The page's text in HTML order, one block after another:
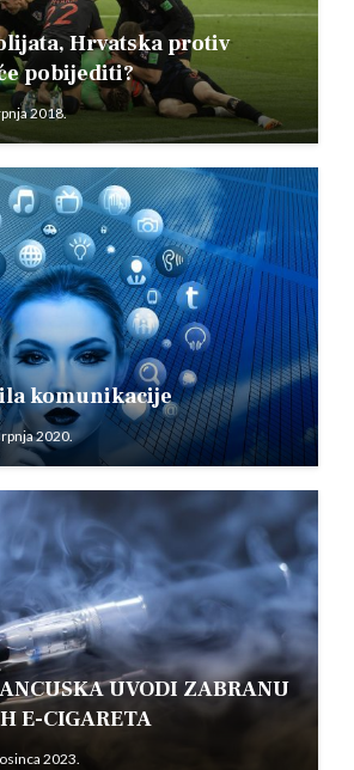
Hrvatska protiv
pobijediti?
2018.
komunikacije
2020.
UVODI ZABRANU
E-CIGARETA
2023.